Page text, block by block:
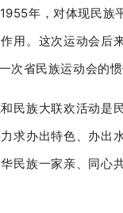
年，对体现民族
用。 这次运动会后
次省民族运动会的
民族大联欢活动
求办出特色、办出
民族一家亲、同心